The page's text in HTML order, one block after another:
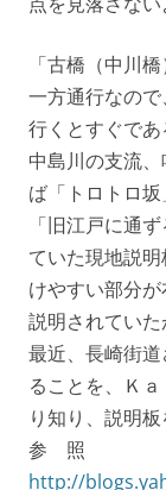
「古橋（中川
一方通行なの
行くとすぐであ
中島川の支流
ば「トロトロ坂
「旧江戸に通
ていた現地説
けやすい部分
説明されていた
最近、長崎街
ることを、Ｋ
り知り、説明板
参 照
http://